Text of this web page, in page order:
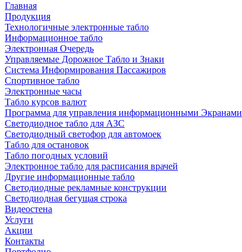
Главная
Продукция
Технологичные электронные табло
Информационное табло
Электронная Очередь
Управляемые Дорожное Табло и Знаки
Система Информирования Пассажиров
Спортивное табло
Электронные часы
Табло курсов валют
Программа для управления информационными Экранами
Светодиодное табло для АЗС
Светодиодный светофор для автомоек
Табло для остановок
Табло погодных условий
Электронное табло для расписания врачей
Другие информационные табло
Светодиодные рекламные конструкции
Светодиодная бегущая строка
Видеостена
Услуги
Акции
Контакты